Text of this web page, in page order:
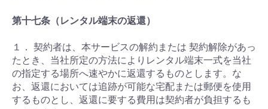
第十七条（レンタル端末の返還）
１． 契約者は、本サービスの解約または 契約解除があっ
たとき、当社所定の方法によりレンタル端末一式を当社
の指定する場所へ速やかに返還するものとします。な
お、返還においては追跡が可能な宅配または郵便を使用
するものとし、返還に要する費用は契約者が負担するも